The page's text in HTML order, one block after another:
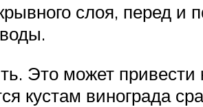
слоя, перед и
Это может привести
кустам винограда